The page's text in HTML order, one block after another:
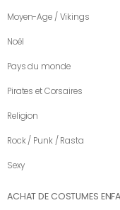
Moyen-Age / Vikings
Noël
Pays du monde
Pirates et Corsaires
Religion
Rock / Punk / Rasta
Sexy
ACHAT DE COSTUMES